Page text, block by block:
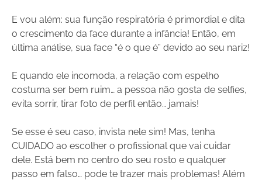
E vou além: sua função respiratória é primordial e dita
o crescimento da face durante a infância! Então, em
última análise, sua face “é o que é” devido ao seu nariz!
E quando ele incomoda, a relação com espelho
costuma ser bem ruim… a pessoa não gosta de selfies,
evita sorrir, tirar foto de perfil então… jamais!
Se esse é seu caso, invista nele sim! Mas, tenha
CUIDADO ao escolher o profissional que vai cuidar
dele. Está bem no centro do seu rosto e qualquer
passo em falso… pode te trazer mais problemas! Além